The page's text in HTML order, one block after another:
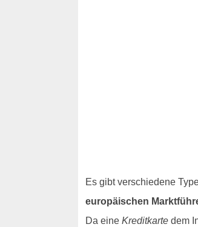
Es gibt verschiedene
europäischen
Da eine Kreditkartedem